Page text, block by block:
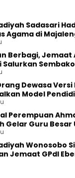
Sadasari
Agama di
Berbagi, Jemaat
Salurkan
Dewasa Versi
Model
Perempuan
Gelar Guru
Wonosobo
Jemaat GPdI